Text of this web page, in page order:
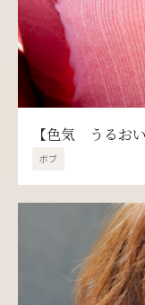
【色気 うるおい
ボブ